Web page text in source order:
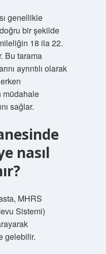
genellikle
bir şekilde
18 ila 22.
Bu tarama
ayrıntılı olarak
müdahale
sağlar.
nasıl
MHRS
Sistemi)
gelebilir.